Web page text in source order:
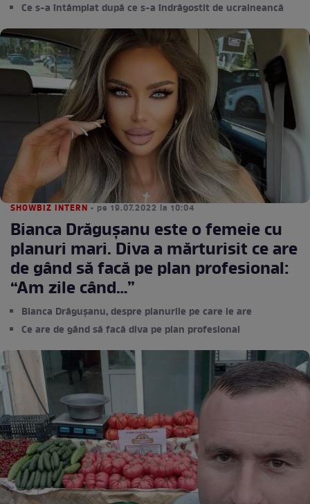
Ce s-a întâmplat după ce s-a îndrăgostit de ucraineancă
SHOWBIZ INTERN • pe 19.07.2022 la 10:04
Bianca Drăgușanu este o femeie cu
planuri mari. Diva a mărturisit ce are
de gând să facă pe plan profesional:
“Am zile când…”
Bianca Drăgușanu, despre planurile pe care le are
Ce are de gând să facă diva pe plan profesional